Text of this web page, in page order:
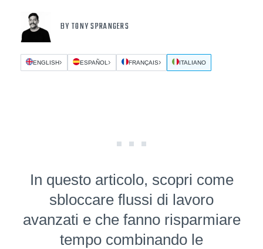
ENGLISH ESPAÑOL FRANÇAIS ITALIANO
BY TONY SPRANGERS
In questo articolo, scopri come
sbloccare flussi di lavoro
avanzati e che fanno risparmiare
tempo combinando le